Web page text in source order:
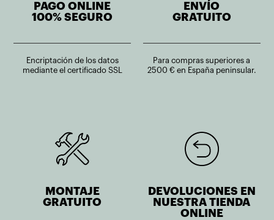
PAGO ONLINE
100% SEGURO
Encriptación de los datos
mediante el certificado SSL
ENVÍO
GRATUITO
Para compras superiores a
2500 € en España peninsular.
MONTAJE
GRATUITO
DEVOLUCIONES EN
NUESTRA TIENDA
ONLINE